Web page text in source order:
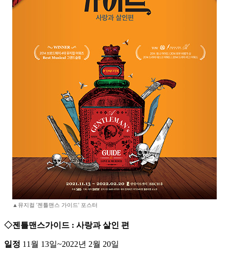
▲뮤지컬 '젠틀맨스 가이드' 포스터
◇젠틀맨스가이드 : 사랑과 살인 편
일정 11월 13일~2022년 2월 20일